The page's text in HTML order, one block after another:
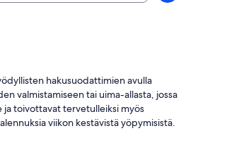
hakusuodattimien avulla
valmistamiseen tai uima-allasta, jossa
ja toivottavat tervetulleiksi myös
viikon kestävistä yöpymisistä.